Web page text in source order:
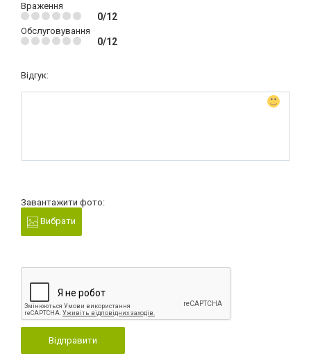
Враження
0/12
Обслуговування
0/12
Відгук:
Завантажити фото:
Вибрати
Відправити